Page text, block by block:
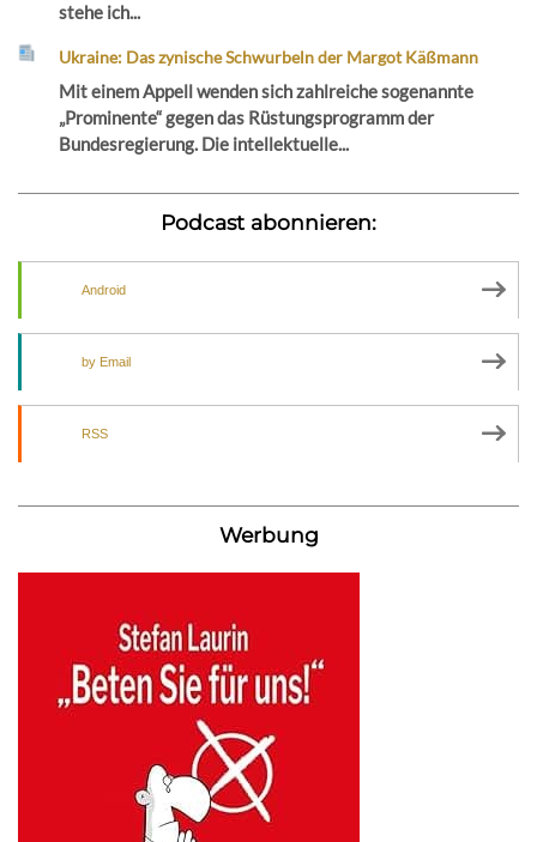
stehe ich...
Ukraine: Das zynische Schwurbeln der Margot Käßmann
Mit einem Appell wenden sich zahlreiche sogenannte
„Prominente“ gegen das Rüstungsprogramm der
Bundesregierung. Die intellektuelle...
Podcast abonnieren:
Android
by Email
RSS
Werbung